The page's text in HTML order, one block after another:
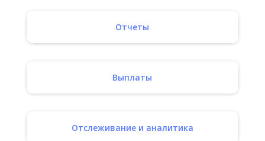
Отчеты
Выплаты
Отслеживание и аналитика